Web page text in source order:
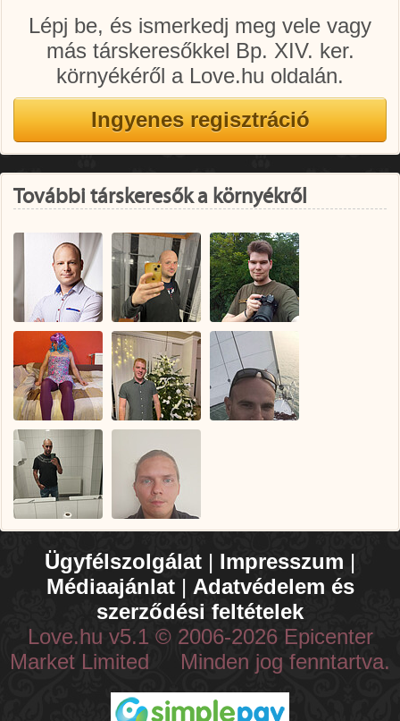
Lépj be, és ismerkedj meg vele vagy
más társkeresőkkel Bp. XIV. ker.
környékéről a Love.hu oldalán.
További társkeresők a környékről
Ügyfélszolgálat | Impresszum |
Médiaajánlat| Adatvédelem és
szerződési feltételek
Love.hu v5.1 © 2006-2026 Epicenter
Market Limited Minden jog fenntartva.